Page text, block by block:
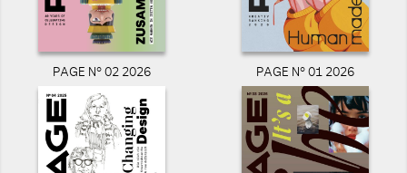
PAGE N° 02 2026 PAGE N° 01 2026